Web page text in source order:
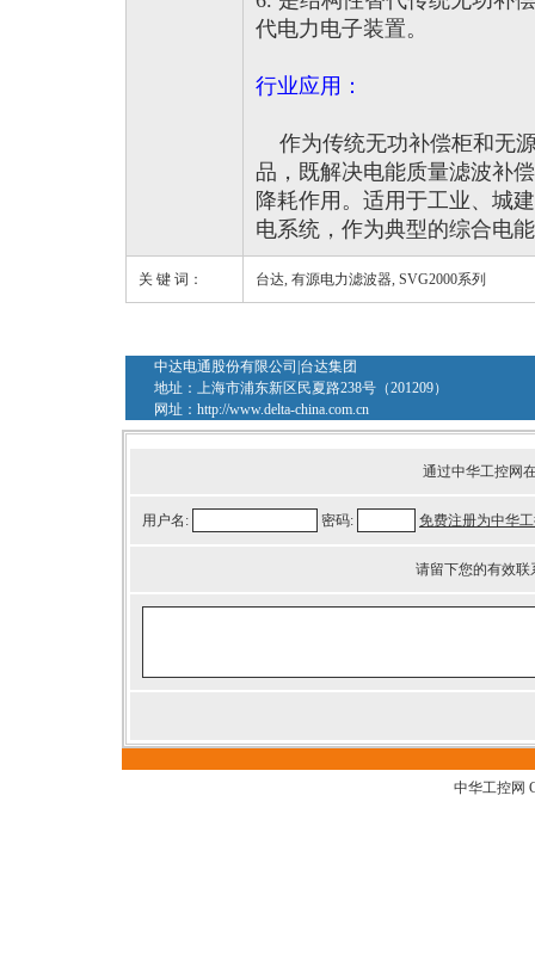
代电力电子装置。
行业应用：
作为传统无功补偿柜和无
品，既解决电能质量滤波补
降耗作用。适用于工业、城
电系统，作为典型的综合电
关 键 词： 台达, 有源电力滤波器, SVG2000系列
中达电通股份有限公司|台达集团
地址：上海市浦东新区民夏路238号（201209）
网址： http://www.delta-china.com.cn
通过中华工控网
用户名: 密码: 免费注册为中华
请留下您的有效
中华工控网